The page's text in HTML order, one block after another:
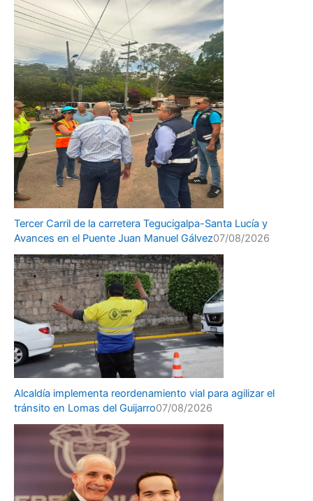
Tercer Carril de la carretera Tegucigalpa-Santa Lucía y
Avances en el Puente Juan Manuel Gálvez07/08/2026
Alcaldía implementa reordenamiento vial para agilizar el
tránsito en Lomas del Guijarro07/08/2026